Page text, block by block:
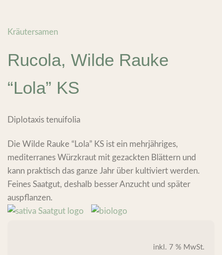
Kräutersamen
Rucola, Wilde Rauke
“Lola” KS
Diplotaxis tenuifolia
Die Wilde Rauke “Lola” KS ist ein mehrjähriges,
mediterranes Würzkraut mit gezackten Blättern und
kann praktisch das ganze Jahr über kultiviert werden.
Feines Saatgut, deshalb besser Anzucht und später
auspflanzen.
inkl. 7 % MwSt.